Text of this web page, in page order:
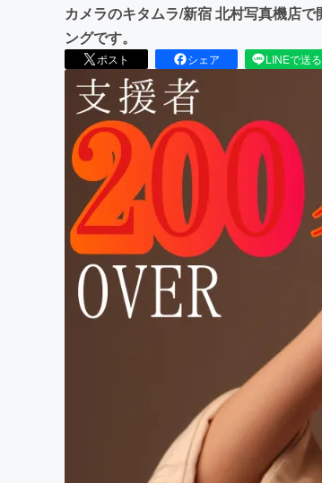
カメラのキタムラ/新宿 北村写真機店
ングです。
ポスト シェア LINEで送る